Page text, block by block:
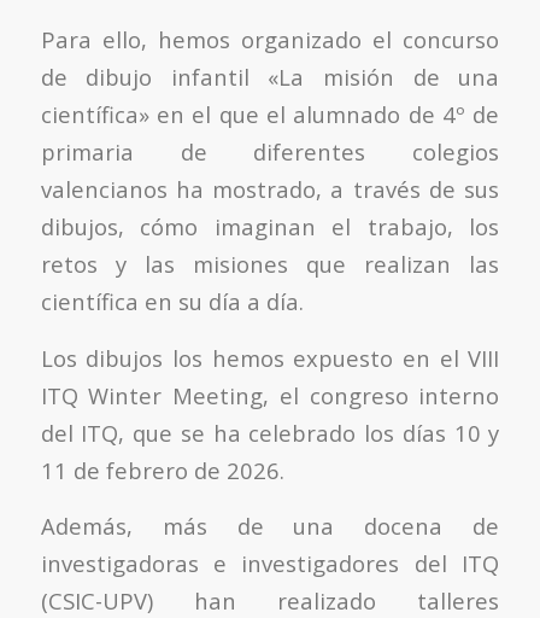
Para ello, hemos organizado el concurso
de dibujo infantil «La misión de una
científica» en el que el alumnado de 4º de
primaria de diferentes colegios
valencianos ha mostrado, a través de sus
dibujos, cómo imaginan el trabajo, los
retos y las misiones que realizan las
científica en su día a día.
Los dibujos los hemos expuesto en el VIII
ITQ Winter Meeting, el congreso interno
del ITQ, que se ha celebrado los días 10 y
11 de febrero de 2026.
Además, más de una docena de
investigadoras e investigadores del ITQ
(CSIC-UPV) han realizado talleres